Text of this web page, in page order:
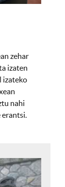
zehar
izaten
izateko
nahi
erantsi.